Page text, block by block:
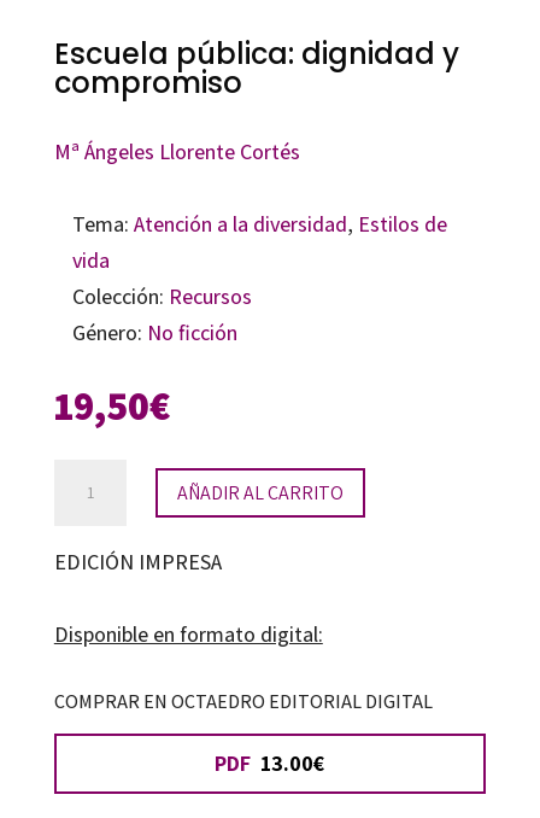
Escuela pública: dignidad y
compromiso
Mª Ángeles Llorente Cortés
Tema: Atención a la diversidad, Estilos de
vida
Colección: Recursos
Género: No ficción
19,50€
dignidad
compromiso
AÑADIR AL CARRITO
EDICIÓN IMPRESA
Disponible en formato digital:
COMPRAR EN OCTAEDRO EDITORIAL DIGITAL
PDF 13.00€